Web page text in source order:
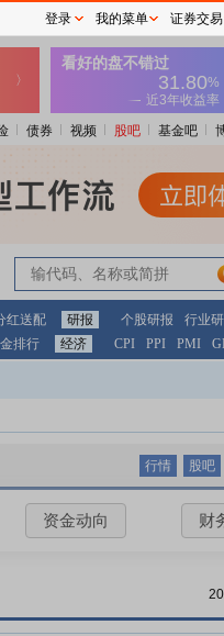
债券 视频 股吧 基金吧
红送配 研报 个股研报 行业
排行 经济 CPI PPI PMI
行情 股吧
资金动向 财
登录 我的菜单 证券交易